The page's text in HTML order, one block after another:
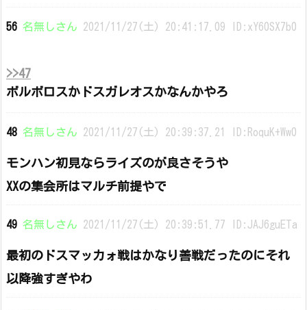
56 名無しさん 2021/11/27(土) 20:41:17.09 ID:xY60SX7b0
>>47
ボルボロスかドスガレオスかなんかやろ
48 名無しさん 2021/11/27(土) 20:39:37.21 ID:RoquK+Ww0
モンハン初見ならライズのが良さそうや
XXの集会所はマルチ前提やで
49 名無しさん 2021/11/27(土) 20:39:51.77 ID:JAJ6guETa
最初のドスマッカォ戦はかなり善戦だったのにそれ
以降強すぎやわ